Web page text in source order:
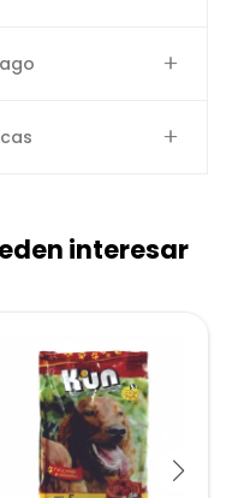
interesar